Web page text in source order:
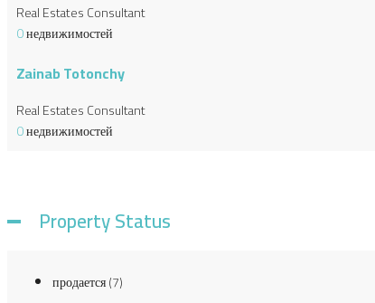
Real Estates Consultant
0недвижимостей
Zainab Totonchy
Real Estates Consultant
0недвижимостей
Property Status
продается(7)